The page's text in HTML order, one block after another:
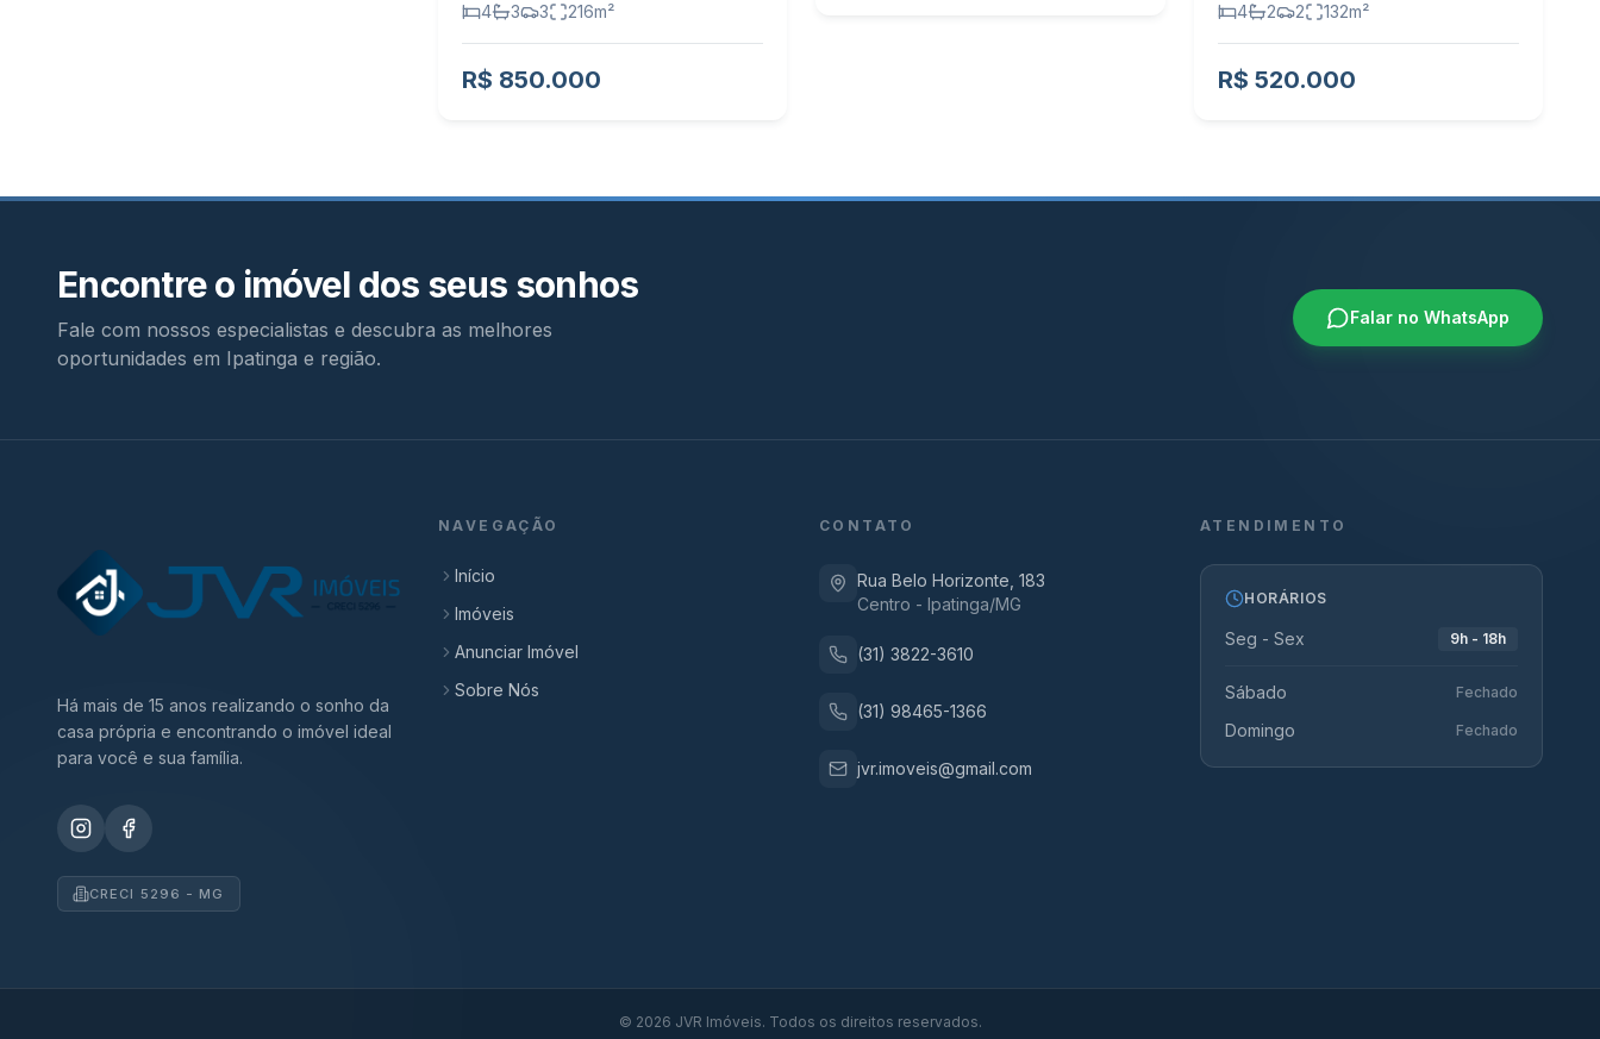
4 3 3 216m²
R$ 850.000
4 2 2 132m²
R$ 520.000
Encontre o imóvel dos seus sonhos
Fale com nossos especialistas e descubra as melhores
oportunidades em Ipatinga e região.
Falar no WhatsApp
Há mais de 15 anos realizando o sonho da
casa própria e encontrando o imóvel ideal
para você e sua família.
CRECI 5296 - MG
NAVEGAÇÃO
Início
Imóveis
Anunciar Imóvel
Sobre Nós
CONTATO
Rua Belo Horizonte, 183
Centro - Ipatinga/MG
(31) 3822-3610
(31) 98465-1366
jvr.imoveis@gmail.com
ATENDIMENTO
HORÁRIOS
Seg - Sex 9h - 18h
Sábado Fechado
Domingo Fechado
© 2026 JVR Imóveis. Todos os direitos reservados.